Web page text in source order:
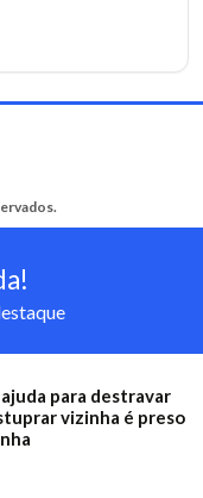
para destravar
vizinha é preso